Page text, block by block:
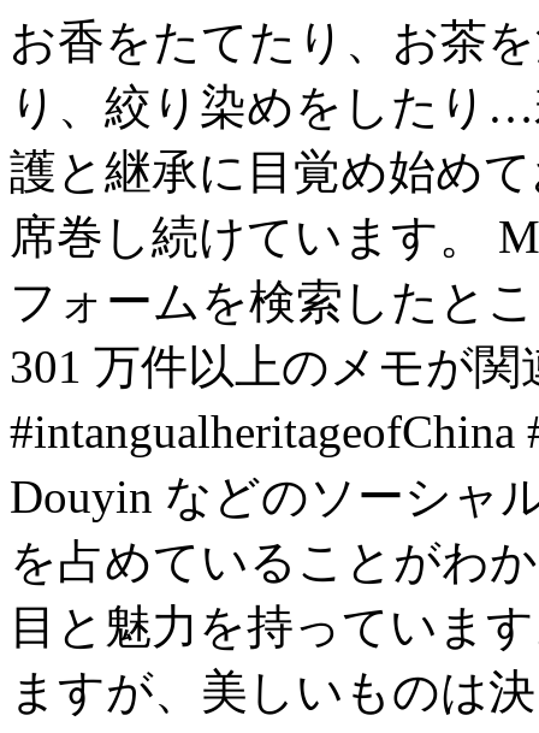
お香をたてたり、お茶
り、絞り染めをしたり
護と継承に目覚め始め
席巻し続けています。
フォームを検索したと
301 万件以上のメモが
Douyin などのソーシャ
を占めていることがわ
目と魅力を持っていま
ますが、美しいものは